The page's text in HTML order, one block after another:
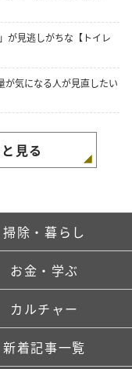
が見逃しがちな【トイレ
が気になる人が見直したい
見る
掃除・暮らし
お金・学ぶ
カルチャー
新着記事一覧